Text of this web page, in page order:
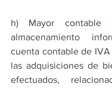
h) Mayor
almacenamiento
cuenta contable de
las adquisiciones de
efectuados,